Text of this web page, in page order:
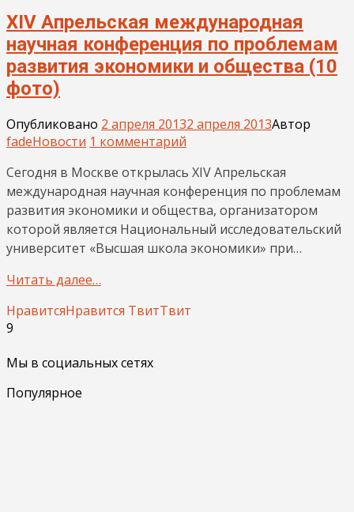
XIV Апрельская международная
научная конференция по проблемам
развития экономики и общества (10
фото)
Опубликовано 2 апреля 20132 апреля 2013Автор
fadeНовости 1 комментарий
Сегодня в Москве открылась XIV Апрельская
международная научная конференция по проблемам
развития экономики и общества, организатором
которой является Национальный исследовательский
университет «Высшая школа экономики» при…
Читать далее…
НравитсяНравится ТвитТвит
9
Мы в социальных сетях
Популярное